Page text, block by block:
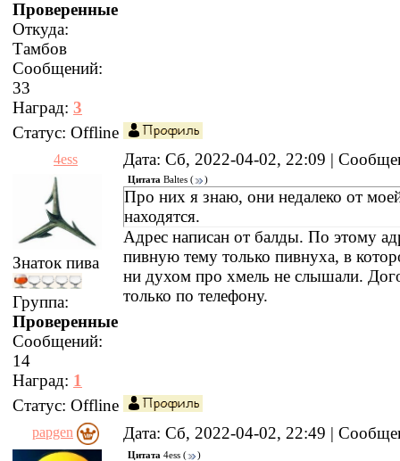
Проверенные
Откуда:
Тамбов
Сообщений:
33
Наград: 3
Статус: Offline
4ess Дата: Сб, 2022-04-02, 22:09 |
Знаток пива
Группа:
Проверенные
Сообщений:
14
Наград: 1
Цитата Baltes ( )
Про них я знаю, они недалеко от
находятся.
Адрес написан от балды. По этому
пивную тему только пивнуха, в
ни духом про хмель не слышали.
только по телефону.
Статус: Offline
papgen Дата: Сб, 2022-04-02, 22:49 |
Цитата 4ess ( )